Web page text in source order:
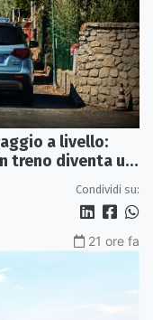
a livello:
treno diventa un
Condividi su:
21 ore fa